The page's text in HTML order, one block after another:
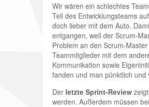
Wir wären ein schlechtes
Teil des Entwicklungsteams
doch lieber mit dem Auto.
entgangen, weil der Scrum-
Problem an den Scrum-
Teammitglieder mit dem
Kommunikation sowie
fanden und man pünktlich
Der letzte Sprint-Review
werden. Außerdem müssen